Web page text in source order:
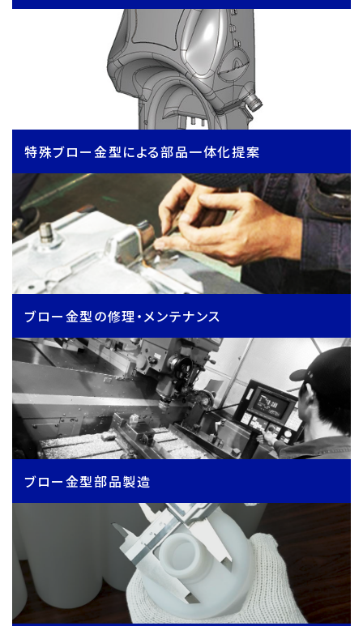
特殊ブロー金型による部品一体化提案
ブロー金型の修理・メンテナンス
ブロー金型部品製造